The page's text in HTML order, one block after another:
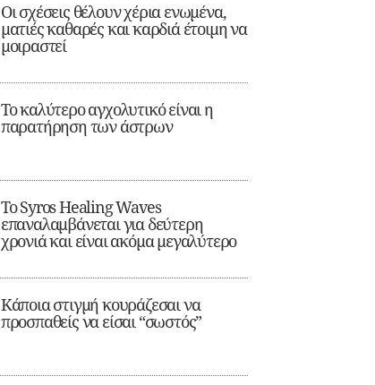
Οι σχέσεις θέλουν χέρια ενωμένα,
ματιές καθαρές και καρδιά έτοιμη να
μοιραστεί
Το καλύτερο αγχολυτικό είναι η
παρατήρηση των άστρων
Το Syros Healing Waves
επαναλαμβάνεται για δεύτερη
χρονιά και είναι ακόμα μεγαλύτερο
Κάποια στιγμή κουράζεσαι να
προσπαθείς να είσαι “σωστός”